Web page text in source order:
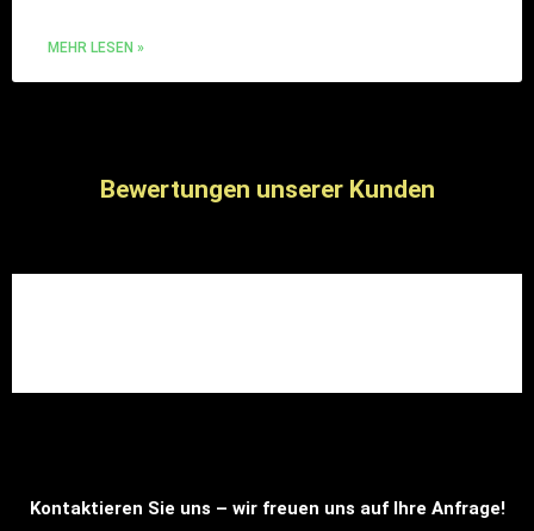
MEHR LESEN »
Bewertungen unserer Kunden
Kontaktieren Sie uns – wir freuen uns auf Ihre Anfrage!